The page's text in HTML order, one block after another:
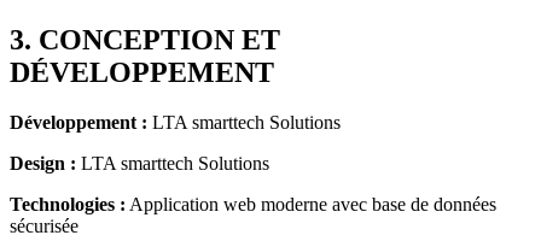
3. CONCEPTION ET
DÉVELOPPEMENT
Développement : LTA smarttech Solutions
Design : LTA smarttech Solutions
Technologies : Application web moderne avec base de données
sécurisée